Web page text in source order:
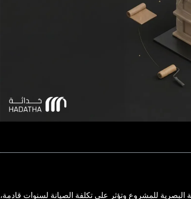
البصرية للمشروع وتؤثر على تكلفة الصيانة لسنوات قادمة،